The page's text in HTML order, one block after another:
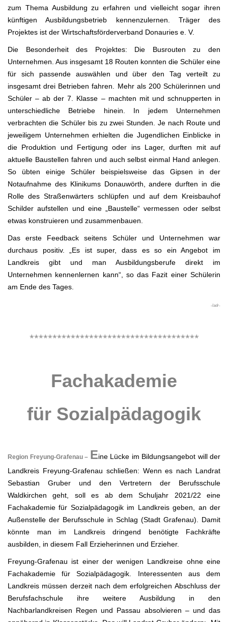
zum Thema Ausbildung zu erfahren und vielleicht sogar ihren
künftigen Ausbildungsbetrieb kennenzulernen. Träger des
Projektes ist der Wirtschaftsförderverband Donauries e. V.
Die Besonderheit des Projektes: Die Busrouten zu den
Unternehmen. Aus insgesamt 18 Routen konnten die Schüler eine
für sich passende auswählen und über den Tag verteilt zu
insgesamt drei Betrieben fahren. Mehr als 200 Schülerinnen und
Schüler – ab der 7. Klasse – machten mit und schnupperten in
unterschiedliche Betriebe hinein. In jedem Unternehmen
verbrachten die Schüler bis zu zwei Stunden. Je nach Route und
jeweiligem Unternehmen erhielten die Jugendlichen Einblicke in
die Produktion und Fertigung oder ins Lager, durften mit auf
aktuelle Baustellen fahren und auch selbst einmal Hand anlegen.
So übten einige Schüler beispielsweise das Gipsen in der
Notaufnahme des Klinikums Donauwörth, andere durften in die
Rolle des Straßenwärters schlüpfen und auf dem Kreisbauhof
Schilder aufstellen und eine „Baustelle“ vermessen oder selbst
etwas konstruieren und zusammenbauen.
Das erste Feedback seitens Schüler und Unternehmen war
durchaus positiv. „Es ist super, dass es so ein Angebot im
Landkreis gibt und man Ausbildungsberufe direkt im
Unternehmen kennenlernen kann“, so das Fazit einer Schülerin
am Ende des Tages.
-ladr-
*************************************
Fachakademie
für Sozialpädagogik
Region Freyung-Grafenau – Eine Lücke im Bildungsangebot will der
Landkreis Freyung-Grafenau schließen: Wenn es nach Landrat
Sebastian Gruber und den Vertretern der Berufsschule
Waldkirchen geht, soll es ab dem Schuljahr 2021/22 eine
Fachakademie für Sozialpädagogik im Landkreis geben, an der
Außenstelle der Berufsschule in Schlag (Stadt Grafenau). Damit
könnte man im Landkreis dringend benötigte Fachkräfte
ausbilden, in diesem Fall Erzieherinnen und Erzieher.
Freyung-Grafenau ist einer der wenigen Landkreise ohne eine
Fachakademie für Sozialpädagogik. Interessenten aus dem
Landkreis müssen derzeit nach dem erfolgreichen Abschluss der
Berufsfachschule ihre weitere Ausbildung in den
Nachbarlandkreisen Regen und Passau absolvieren – und das